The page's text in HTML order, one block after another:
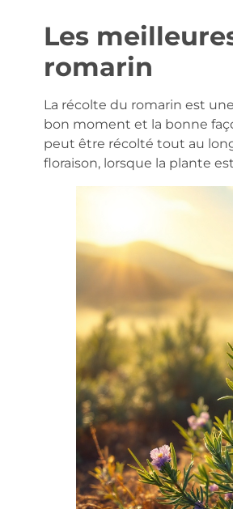
Les
romarin
La récolte du romarin est
bon moment et la bonne
peut être récolté tout au
floraison, lorsque la plante